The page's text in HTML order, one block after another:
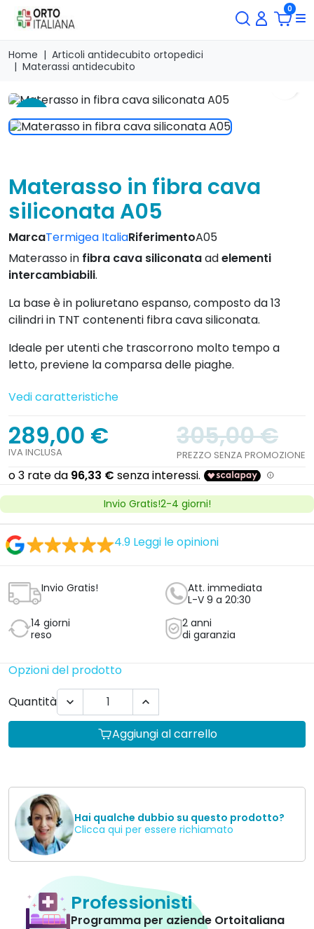
0
Home
Articoli antidecubito ortopedici
Materassi antidecubito
Materasso in fibra cava
siliconata A05
MarcaTermigea ItaliaRiferimentoA05
Materasso in fibra cava siliconataadelementi
intercambiabili.
La base è in poliuretano espanso, composto da 13
cilindri in TNT contenenti fibra cava siliconata.
Ideale per utenti che trascorrono molto tempo a
letto, previene la comparsa delle piaghe.
Vedi caratteristiche
289,00 €
IVA INCLUSA
305,00 €
PREZZO SENZA PROMOZIONE
Invio Gratis!2-4 giorni!
4.9 Leggi le opinioni
Invio Gratis!
Att. immediata
L-V 9 a 20:30
14 giorni
reso
2 anni
di garanzia
Opzioni del prodotto
Quantità
 
Aggiungi al carrello
Hai qualche dubbio su questo prodotto?
Clicca qui per essere richiamato
Professionisti
Programma per aziende Ortoitaliana